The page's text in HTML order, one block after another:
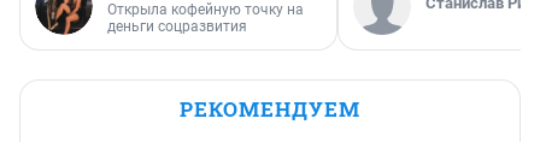
Открыла кофейную точку на
деньги соцразвития
РЕКОМЕНДУЕМ